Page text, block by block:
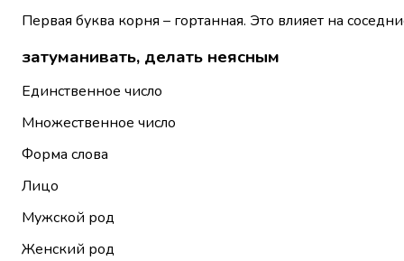
Первая буква корня – гортанная. Это влияет на
затуманивать, делать неясным
Единственное число
Множественное число
Форма слова
Лицо
Мужской род
Женский род